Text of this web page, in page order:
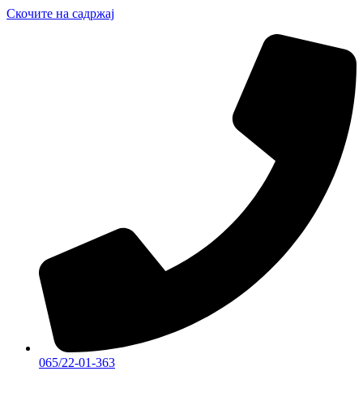
Скочите на садржај
065/22-01-363